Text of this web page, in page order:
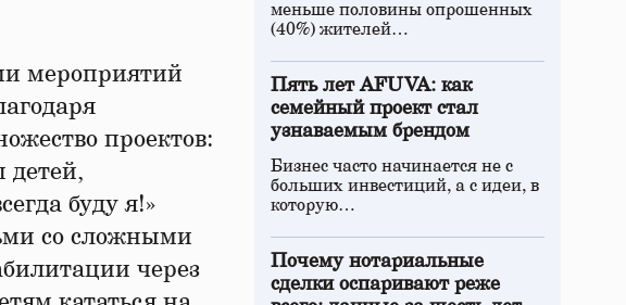
мероприятий
проектов:
детей,
буду я!»
со сложными
через
меньше половины опрошенных
(40%) жителей…
Пять лет AFUVA: как
семейный проект стал
узнаваемым брендом
Бизнес часто начинается не с
больших инвестиций, а с идеи, в
которую…
Почему нотариальные
сделки оспаривают реже